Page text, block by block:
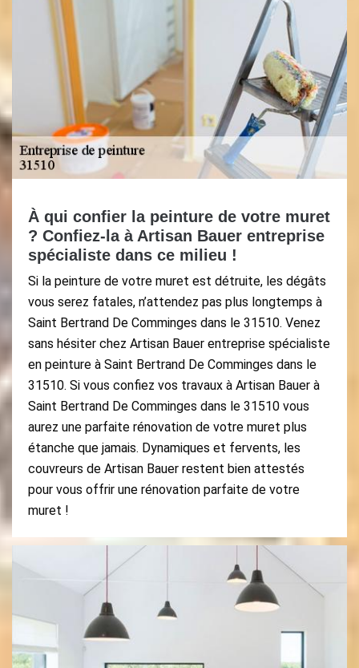
À qui confier la peinture de votre muret
? Confiez-la à Artisan Bauer entreprise
spécialiste dans ce milieu !
Si la peinture de votre muret est détruite, les dégâts
vous serez fatales, n’attendez pas plus longtemps à
Saint Bertrand De Comminges dans le 31510. Venez
sans hésiter chez Artisan Bauer entreprise spécialiste
en peinture à Saint Bertrand De Comminges dans le
31510. Si vous confiez vos travaux à Artisan Bauer à
Saint Bertrand De Comminges dans le 31510 vous
aurez une parfaite rénovation de votre muret plus
étanche que jamais. Dynamiques et fervents, les
couvreurs de Artisan Bauer restent bien attestés
pour vous offrir une rénovation parfaite de votre
muret !